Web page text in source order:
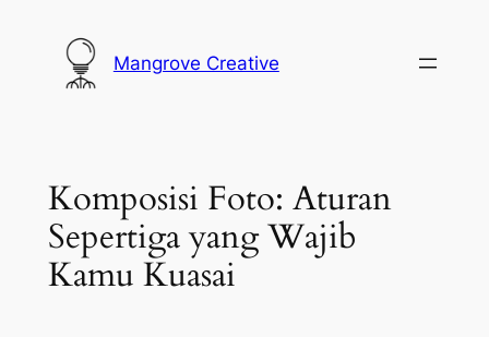
konten
Mangrove Creative
Komposisi Foto: Aturan
Sepertiga yang Wajib
Kamu Kuasai